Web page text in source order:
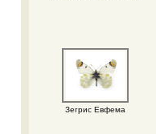
Зегрис Евфема